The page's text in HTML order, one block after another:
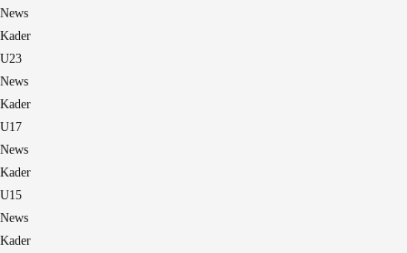
News
Kader
U23
News
Kader
U17
News
Kader
U15
News
Kader